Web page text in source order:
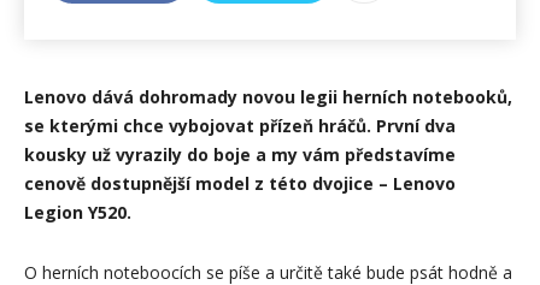
Lenovo dává dohromady novou legii herních notebooků,
se kterými chce vybojovat přízeň hráčů. První dva
kousky už vyrazily do boje a my vám představíme
cenově dostupnější model z této dvojice – Lenovo
Legion Y520.
O herních noteboocích se píše a určitě také bude psát hodně a